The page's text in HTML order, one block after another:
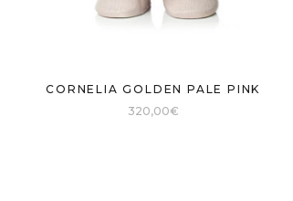
CORNELIA GOLDEN PALE PINK
320,00€